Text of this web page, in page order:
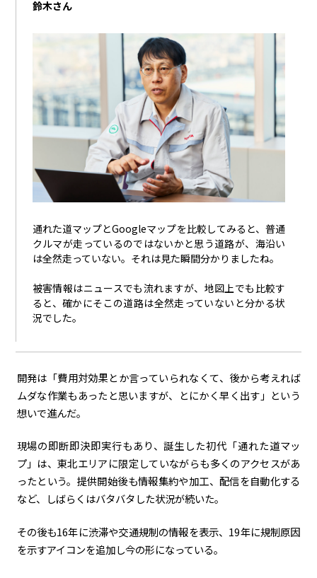
鈴木さん
通れた道マップとGoogleマップを比較してみると、普通
クルマが走っているのではないかと思う道路が、海沿い
は全然走っていない。それは見た瞬間分かりましたね。
被害情報はニュースでも流れますが、地図上でも比較す
ると、確かにそこの道路は全然走っていないと分かる状
況でした。
開発は「費用対効果とか言っていられなくて、後から考えれば
ムダな作業もあったと思いますが、とにかく早く出す」という
想いで進んだ。
現場の即断即決即実行もあり、誕生した初代「通れた道マッ
プ」は、東北エリアに限定していながらも多くのアクセスがあ
ったという。提供開始後も情報集約や加工、配信を自動化する
など、しばらくはバタバタした状況が続いた。
その後も16年に渋滞や交通規制の情報を表示、19年に規制原因
を示すアイコンを追加し今の形になっている。